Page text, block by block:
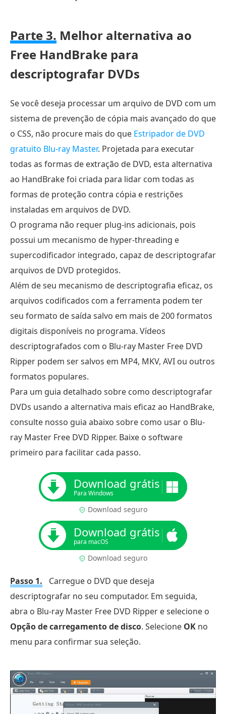
Parte 3. Melhor alternativa ao
Free HandBrake para
descriptografar DVDs
Se você deseja processar um arquivo de DVD com um
sistema de prevenção de cópia mais avançado do que
o CSS, não procure mais do que Estripador de DVD
gratuito Blu-ray Master. Projetada para executar
todas as formas de extração de DVD, esta alternativa
ao HandBrake foi criada para lidar com todas as
formas de proteção contra cópia e restrições
instaladas em arquivos de DVD.
O programa não requer plug-ins adicionais, pois
possui um mecanismo de hyper-threading e
supercodificador integrado, capaz de descriptografar
arquivos de DVD protegidos.
Além de seu mecanismo de descriptografia eficaz, os
arquivos codificados com a ferramenta podem ter
seu formato de saída salvo em mais de 200 formatos
digitais disponíveis no programa. Vídeos
descriptografados com o Blu-ray Master Free DVD
Ripper podem ser salvos em MP4, MKV, AVI ou outros
formatos populares.
Para um guia detalhado sobre como descriptografar
DVDs usando a alternativa mais eficaz ao HandBrake,
consulte nosso guia abaixo sobre como usar o Blu-
ray Master Free DVD Ripper. Baixe o software
primeiro para facilitar cada passo.
Download grátis
Para Windows
Download seguro
Download grátis
para macOS
Download seguro
Passo 1.
Carregue o DVD que deseja
descriptografar no seu computador. Em seguida,
abra o Blu-ray Master Free DVD Ripper e selecione o
Opção de carregamento de disco. Selecione OK no
menu para confirmar sua seleção.